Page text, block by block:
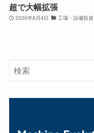
超で大幅拡張
2026年8月4日 工場・設備投資